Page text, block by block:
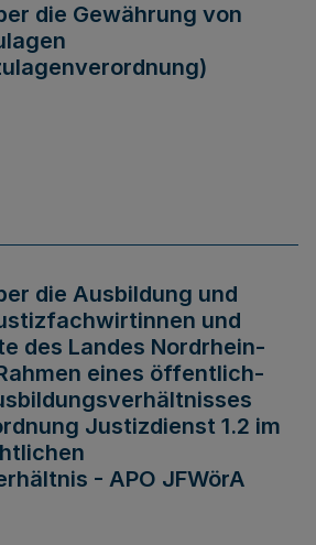
die Gewährung von
die Ausbildung und
und
des Landes Nordrhein-
eines öffentlich-
Justizdienst 1.2 im
- APO JFWörA